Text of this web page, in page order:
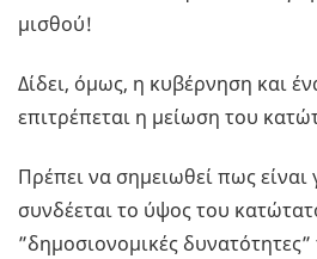
μισθού!
Δίδει, όμως, η κυβέρνηση και
επιτρέπεται η μείωση του
Πρέπει να σημειωθεί πως
συνδέεται το ύψος του
”δημοσιονομικές